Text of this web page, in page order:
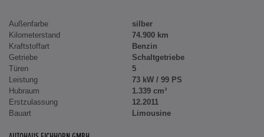
Außenfarbe
silber
Kilometerstand
74.900 km
Kraftstoffart
Benzin
Getriebe
Schaltgetriebe
Türen
5
Leistung
73 kW / 99 PS
Hubraum
1.339 cm³
Erstzulassung
12.2011
Bauart
Limousine